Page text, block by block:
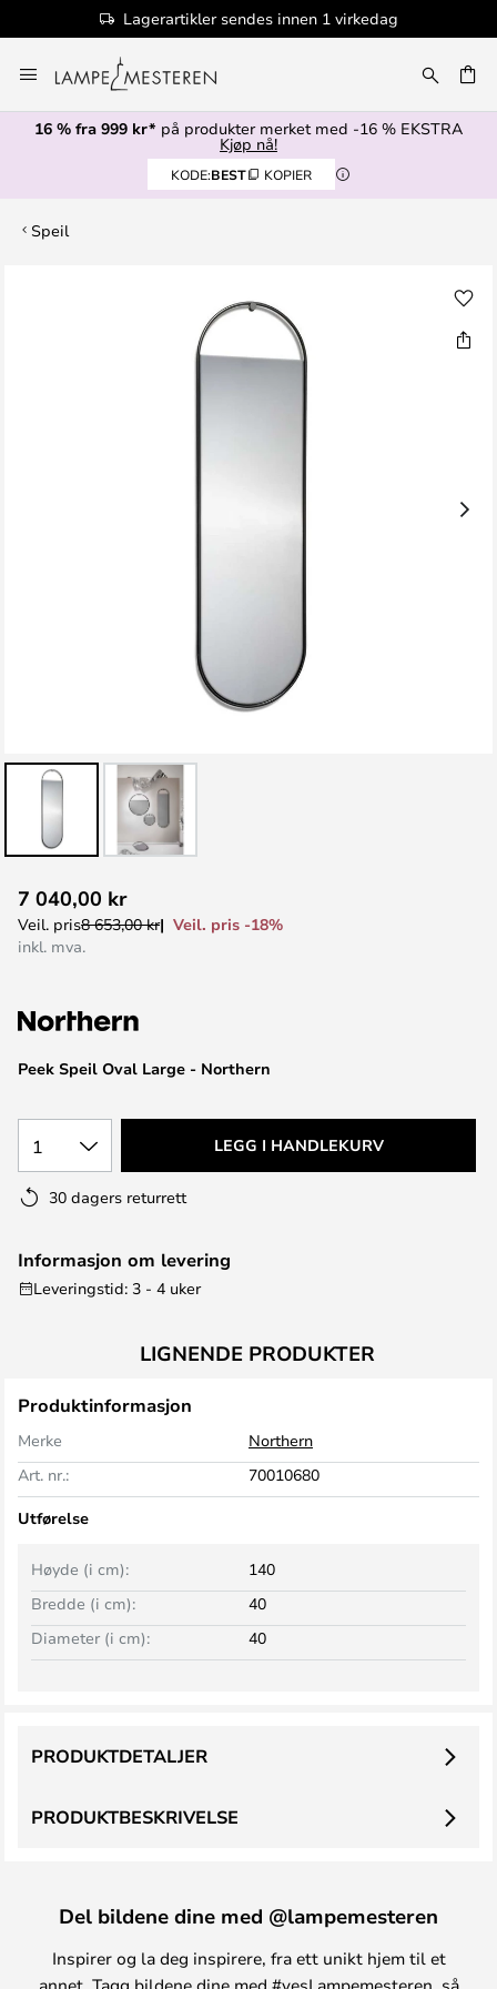
Lagerartikler sendes innen 1 virkedag
til
innhold
16 % fra 999 kr* på produkter merket med -16 % EKSTRA
Kjøp nå!
KODE:BEST KOPIER
Speil
til
begynnelsen
Peek Speil Oval Large - Northern
7 040,00 kr
Veil. pris8 653,00 kr
Veil. pris -18%
inkl. mva.
1 LEGG I HANDLEKURV
30 dagers returrett
Informasjon om levering
Leveringstid: 3 - 4 uker
LIGNENDE PRODUKTER
Produktinformasjon
Merke
Northern
Art. nr.:
70010680
Utførelse
Bredde (i cm): 40
Høyde (i cm): 140
Diameter (i cm): 40
PRODUKTBESKRIVELSE
PRODUKTDETALJER
Del bildene dine med @lampemesteren
Inspirer og la deg inspirere, fra ett unikt hjem til et
annet. Tagg bildene dine med #yesLampemesteren, så